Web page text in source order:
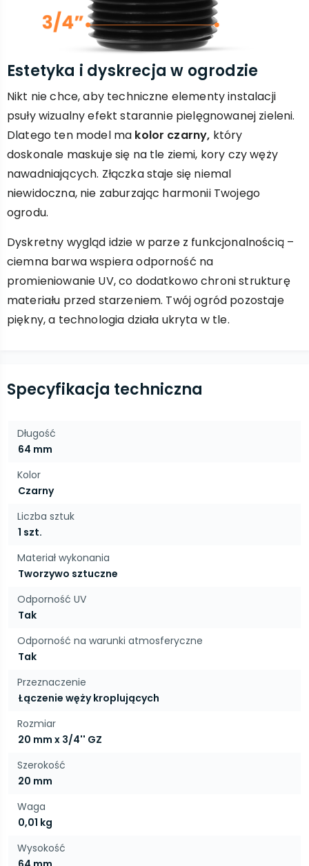
Estetyka i dyskrecja w ogrodzie
Nikt nie chce, aby techniczne elementy instalacji
psuły wizualny efekt starannie pielęgnowanej zieleni.
Dlatego ten model ma kolor czarny, który
doskonale maskuje się na tle ziemi, kory czy węży
nawadniających. Złączka staje się niemal
niewidoczna, nie zaburzając harmonii Twojego
ogrodu.
Dyskretny wygląd idzie w parze z funkcjonalnością –
ciemna barwa wspiera odporność na
promieniowanie UV, co dodatkowo chroni strukturę
materiału przed starzeniem. Twój ogród pozostaje
piękny, a technologia działa ukryta w tle.
Specyfikacja techniczna
Długość
64 mm
Kolor
Czarny
Liczba sztuk
1 szt.
Materiał wykonania
Tworzywo sztuczne
Odporność UV
Tak
Odporność na warunki atmosferyczne
Tak
Przeznaczenie
Łączenie węży kroplujących
Rozmiar
20 mm x 3/4'' GZ
Szerokość
20 mm
Waga
0,01 kg
Wysokość